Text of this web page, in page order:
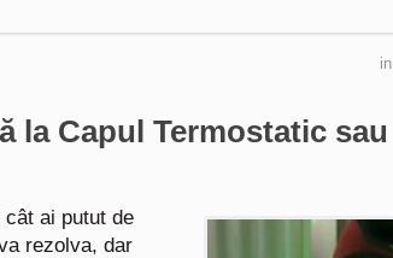
in
la Capul Termostatic sau
ai putut de
rezolva, dar